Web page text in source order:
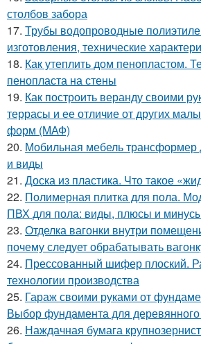
столбов забора
17. Трубы водопроводные
изготовления, технические
18. Как утеплить дом пенопластом.
пенопласта на стены
19. Как построить веранду своими
террасы и ее отличие от других
форм (МАФ)
20. Мобильная мебель трансформер
и виды
21. Доска из пластика. Что такое
22. Полимерная плитка для пола.
ПВХ для пола: виды, плюсы и
23. Отделка вагонки внутри
почему следует обрабатывать
24. Прессованный шифер плоский.
технологии производства
25. Гараж своими руками от
Выбор фундамента для
26. Наждачная бумага